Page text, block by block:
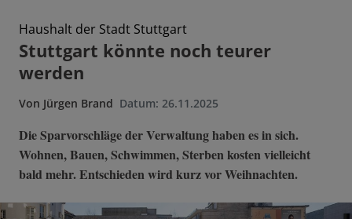
vorlesen
Haushalt der Stadt Stuttgart
Stuttgart könnte noch teurer
werden
Von Jürgen Brand Datum: 26.11.2025
Die Sparvorschläge der Verwaltung haben es in sich.
Wohnen, Bauen, Schwimmen, Sterben kosten vielleicht
bald mehr. Entschieden wird kurz vor Weihnachten.